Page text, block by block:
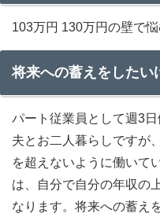
103万円 130万円の壁で悩
将来への蓄えをしたい
パート従業員として週3
夫とお二人暮らしですが
を超えないように働いて
は、自分で自分の年収の
なります。将来への蓄え